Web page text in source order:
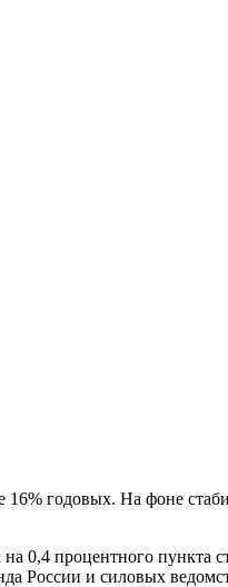
годовых. На фоне
0,4 процентного
России и силовых